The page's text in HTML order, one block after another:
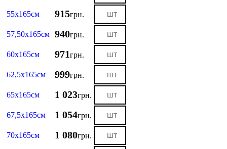
55х165см 915грн.
57,50х165см 940грн.
60х165см 971грн.
62,5х165см 999грн.
65х165см 1 023грн.
67,5х165см 1 054грн.
70х165см 1 080грн.